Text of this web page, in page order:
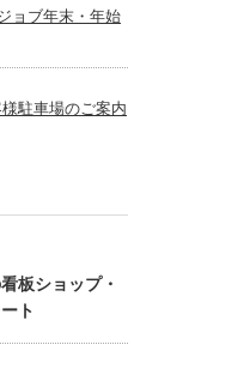
ョブ年末・年始
駐車場のご案内
板ショップ・
ト